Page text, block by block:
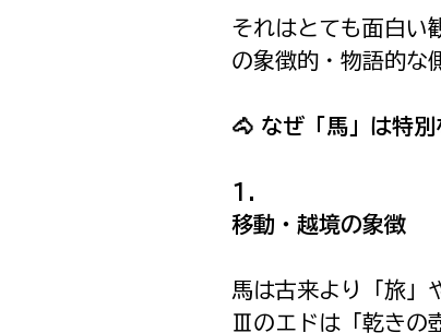
それはとても面白い
の象徴的・物語的な
🐴 なぜ「馬」は特
1.
移動・越境の象徴
馬は古来より「旅」
Ⅲのエドは「乾きの